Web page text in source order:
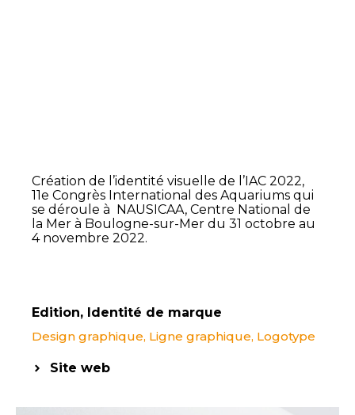
Création de l’identité visuelle de l’IAC 2022,
11e Congrès International des Aquariums qui
se déroule à NAUSICAA, Centre National de
la Mer à Boulogne-sur-Mer du 31 octobre au
4 novembre 2022.
Edition, Identité de marque
Design graphique, Ligne graphique, Logotype
Site web